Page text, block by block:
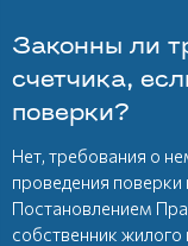
Законны ли
счетчика,
поверки?
Нет, требования о
проведения поверки
Постановлением
собственник